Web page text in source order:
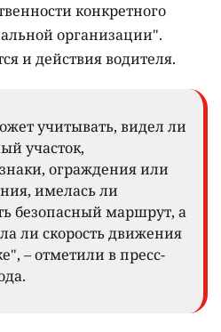
конкретного
организации".
и действия водителя.
учитывать, видел ли
участок,
ограждения или
имелась ли
безопасный маршрут, а
ли скорость движения
– отметили в пресс-